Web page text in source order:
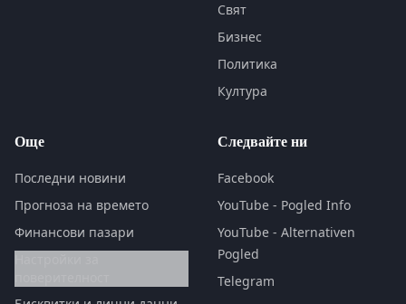
Свят
Бизнес
Политика
Култура
Още
Последни новини
Прогноза на времето
Финансови пазари
Следвайте ни
Facebook
YouTube - Pogled Info
YouTube - Alternativen
Pogled
Telegram